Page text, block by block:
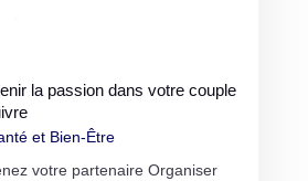
la passion dans votre couple
et Bien-Être
votre partenaire Organiser